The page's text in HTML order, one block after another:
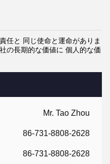
Mr. Tao Zhou
86-731-8808-2628
86-731-8808-2628
任と 同じ使命と運命がありま
の長期的な価値に 個人的な価